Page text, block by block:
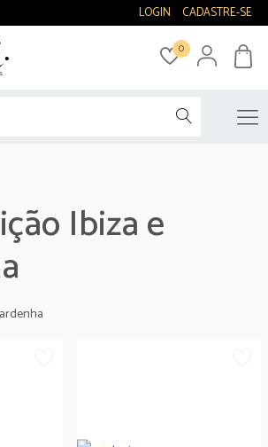
LOGIN CADASTRE-SE
0
Ibiza e